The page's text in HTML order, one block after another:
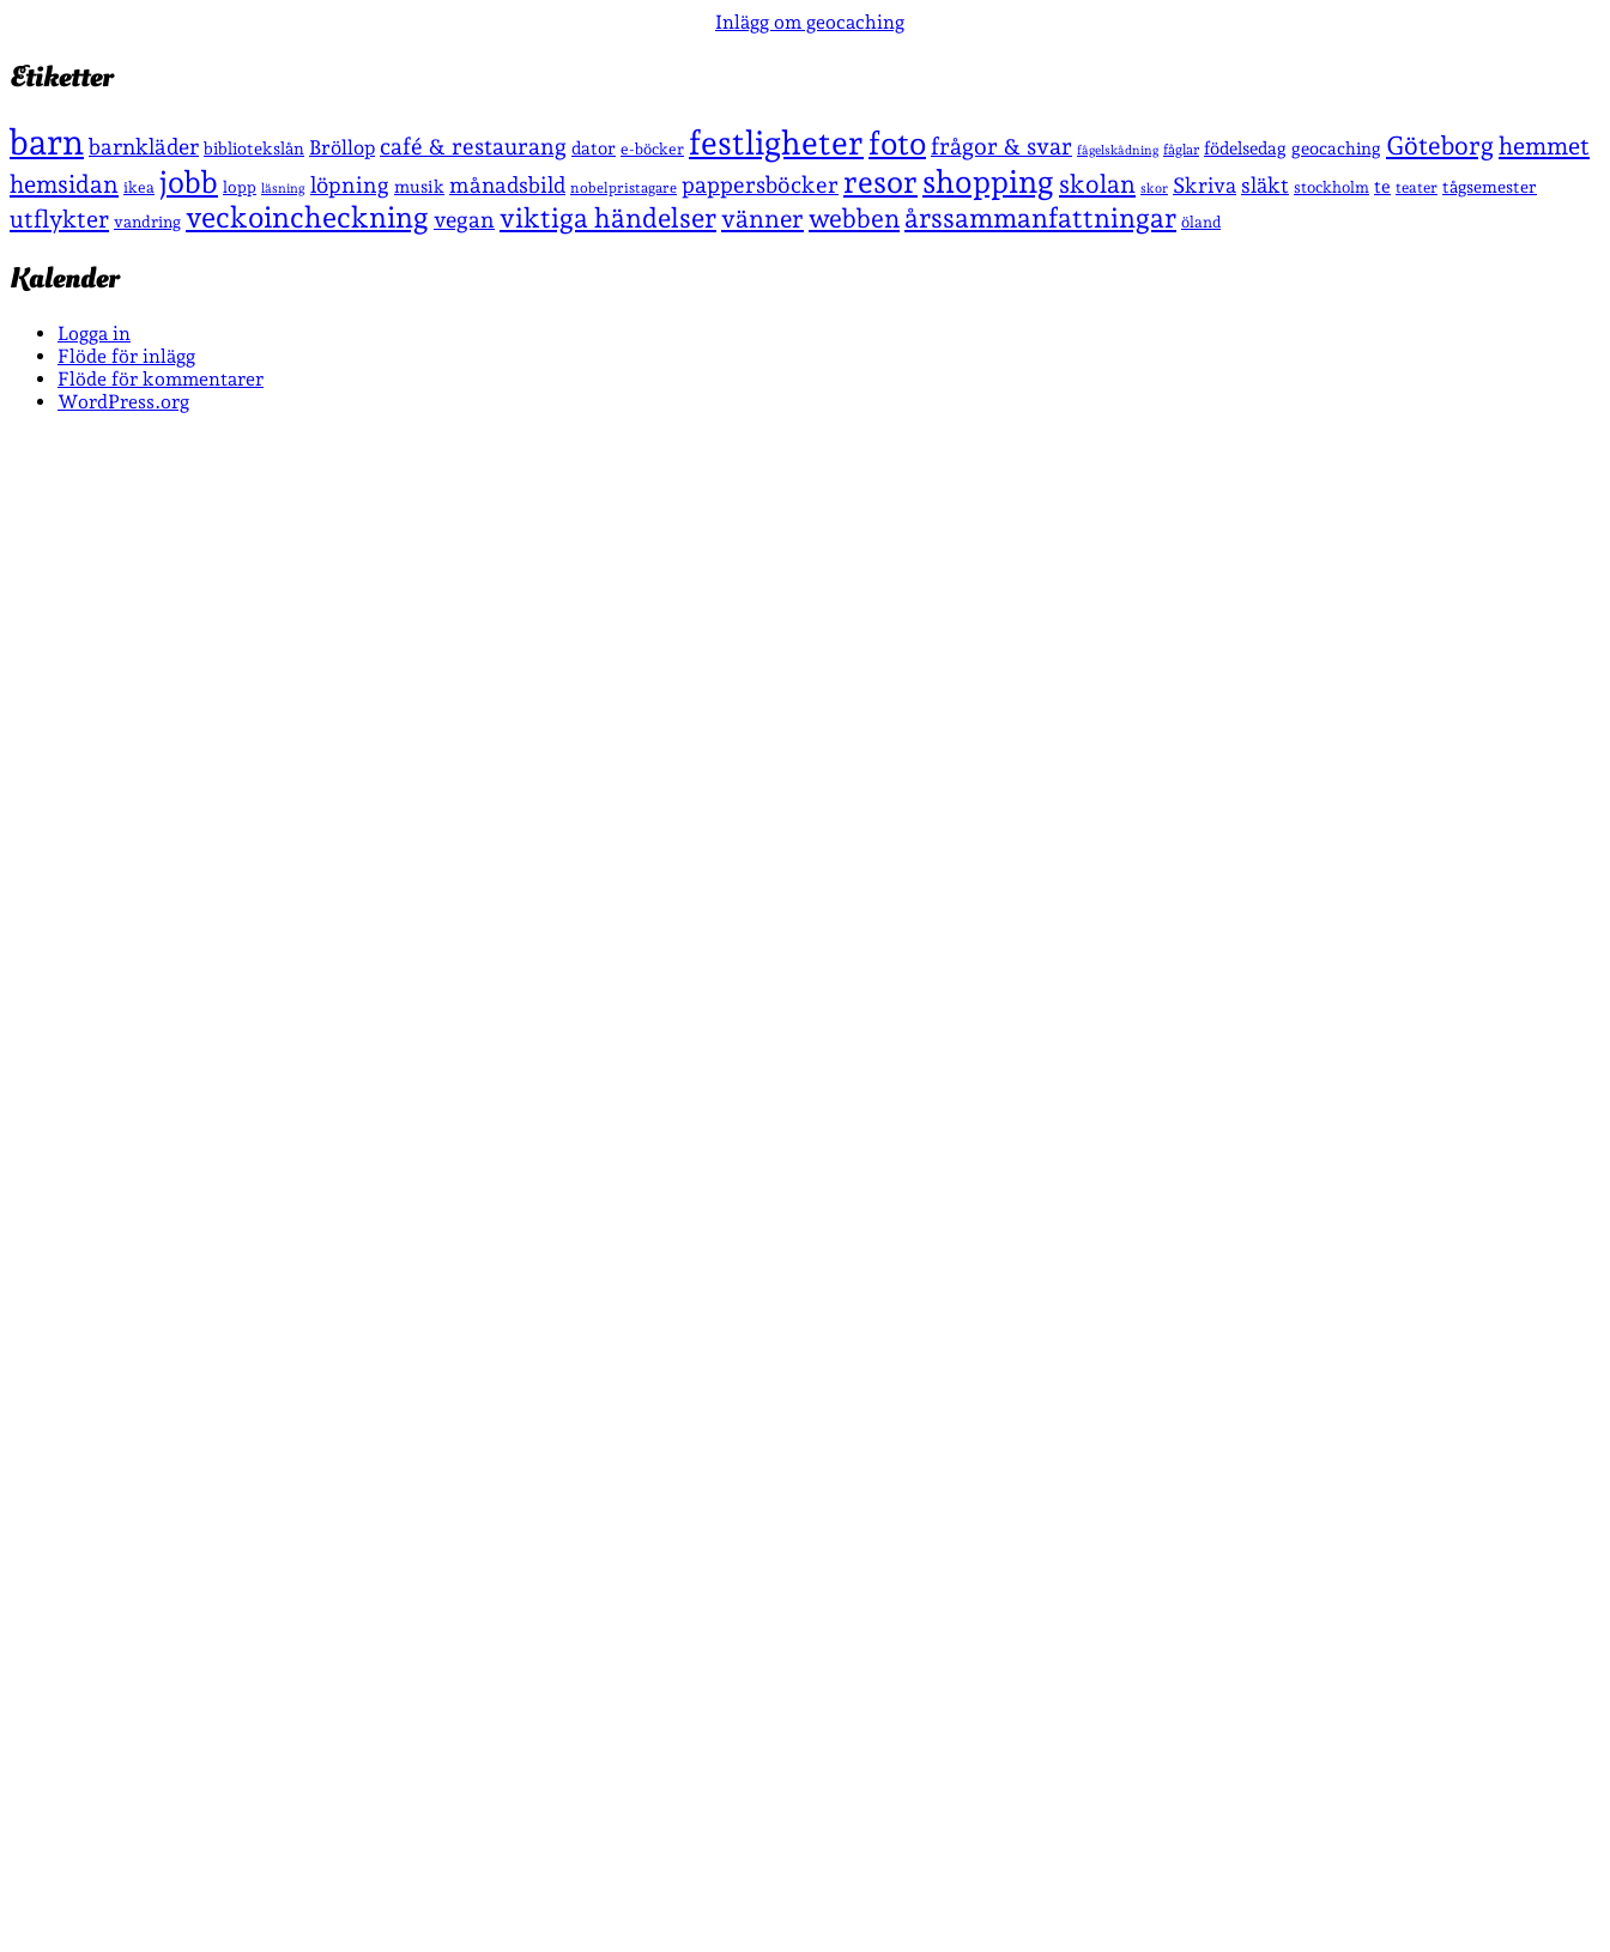
Inlägg om geocaching
Etiketter
barnbarnkläder bibliotekslån Bröllop café & restaurang dator e-böcker festligheterfotofrågor & svar fågelskådning fåglar födelsedag geocaching Göteborghemmet
hemsidan ikea jobb lopp läsning löpning musik månadsbild nobelpristagare pappersböcker resor shopping skolan skor Skriva släkt stockholm te teater tågsemester
utflykter vandring veckoincheckning vegan viktiga händelservänner webben årssammanfattningar öland
Kalender
Logga in
Flöde för inlägg
Flöde för kommentarer
WordPress.org